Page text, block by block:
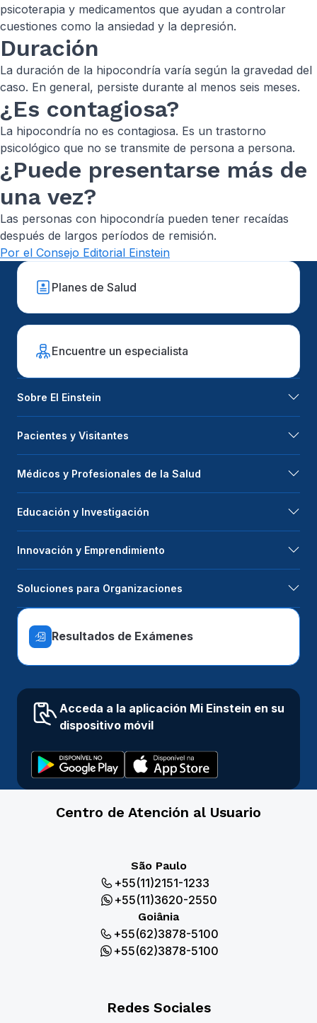
psicoterapia y medicamentos que ayudan a controlar
cuestiones como la ansiedad y la depresión.
Duración
La duración de la hipocondría varía según la gravedad del
caso. En general, persiste durante al menos seis meses.
¿Es contagiosa?
La hipocondría no es contagiosa. Es un trastorno
psicológico que no se transmite de persona a persona.
¿Puede presentarse más de
una vez?
Las personas con hipocondría pueden tener recaídas
después de largos períodos de remisión.
Por el Consejo Editorial Einstein
Planes de Salud
Encuentre un especialista
Sobre El Einstein
Pacientes y Visitantes
Médicos y Profesionales de la Salud
Educación y Investigación
Innovación y Emprendimiento
Soluciones para Organizaciones
Resultados de Exámenes
Acceda a la aplicación Mi Einstein en su
dispositivo móvil
Centro de Atención al Usuario
São Paulo
+55(11)2151-1233
+55(11)3620-2550
Goiânia
+55(62)3878-5100
+55(62)3878-5100
Redes Sociales